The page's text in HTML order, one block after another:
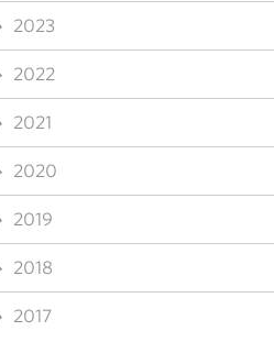
2023
2022
2021
2020
2019
2018
2017